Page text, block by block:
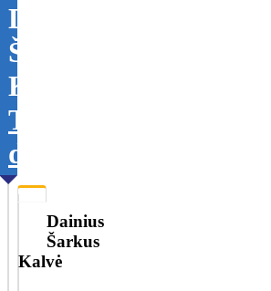
Dainius
Šarkus
Kalvė
Tikslinti
duomenis
Dainius
Šarkus
Kalvė